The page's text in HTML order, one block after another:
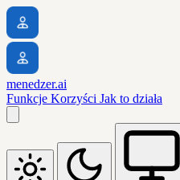
menedzer.ai
Funkcje Korzyści Jak to działa